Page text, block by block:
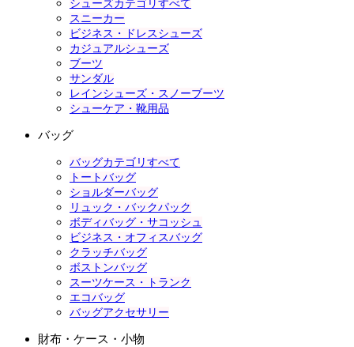
シューズカテゴリすべて
スニーカー
ビジネス・ドレスシューズ
カジュアルシューズ
ブーツ
サンダル
レインシューズ・スノーブーツ
シューケア・靴用品
バッグ
バッグカテゴリすべて
トートバッグ
ショルダーバッグ
リュック・バックパック
ボディバッグ・サコッシュ
ビジネス・オフィスバッグ
クラッチバッグ
ボストンバッグ
スーツケース・トランク
エコバッグ
バッグアクセサリー
財布・ケース・小物